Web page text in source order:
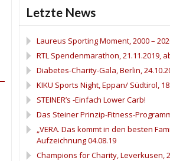
Letzte News
Laureus Sporting Moment, 2000 –
RTL Spendenmarathon, 21.11.2019,
Diabetes-Charity-Gala, Berlin,
KIKU Sports Night, Eppan/ Südtirol,
STEINER’s -Einfach Lower Carb!
Das Steiner Prinzip-Fitness-
„VERA. Das kommt in den besten
Aufzeichnung 04.08.19
Champions for Charity, Leverkusen,